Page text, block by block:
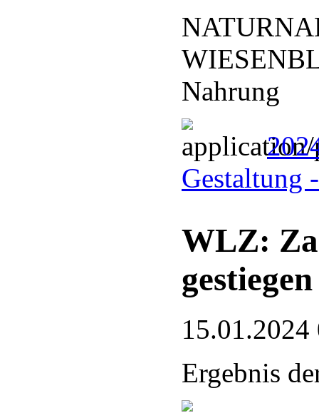
Nahrung
Gestaltung
WLZ:
gestiegen
15.01.2024
Ergebnis